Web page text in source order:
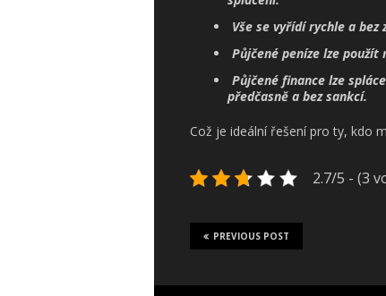
Vše se vyřídí rychle a
Půjčené peníze lze použít
Půjčené finance lze
předčasně a bez sankcí.
Což je ideální řešení pro ty, kdo
2.7/5 - (3
PREVIOUS POST